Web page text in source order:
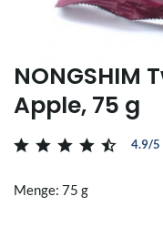
NONGSHIM
Apple, 75 g
4.9/5
Menge: 75 g